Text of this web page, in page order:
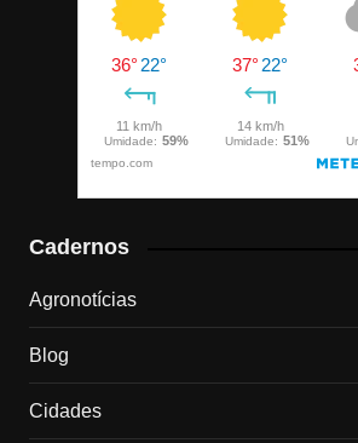
Cadernos
Agronotícias
Blog
Cidades